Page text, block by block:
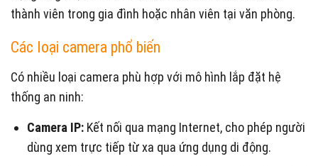
thành viên trong gia đình hoặc nhân viên tại văn phòng.
Các loại camera phổ biến
Có nhiều loại camera phù hợp với mô hình lắp đặt hệ
thống an ninh:
Camera IP: Kết nối qua mạng Internet, cho phép người
dùng xem trực tiếp từ xa qua ứng dụng di động.